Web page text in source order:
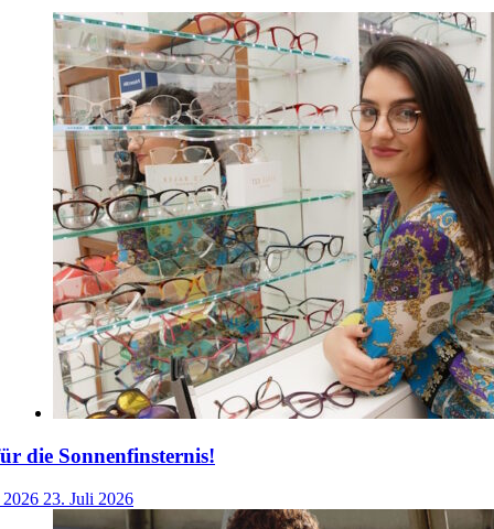
die Sonnenfinsternis!
23. Juli 2026